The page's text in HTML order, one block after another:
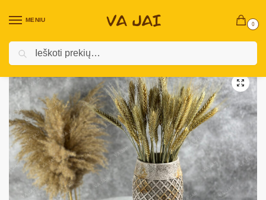
MENIU
0
Pradžia / Namų dekoras ir aksesuarai